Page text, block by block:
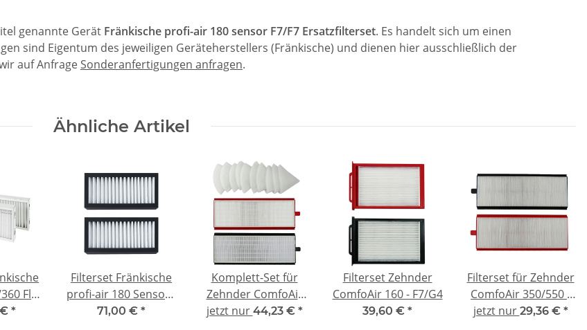
genannte Gerät Fränkische profi-air 180 sensor F7/F7 Ersatzfilterset. Es handelt sich um einen
sind Eigentum des jeweiligen Geräteherstellers (Fränkische) und dienen hier ausschließlich der
auf Anfrage Sonderanfertigungen anfragen.
Ähnliche Artikel
Flex
*
Filterset Fränkische
profi-air 180 Sensor -
2x G4
71,00 € *
Komplett-Set für
Zehnder ComfoAir
350/550 - kompatibel
jetzt nur 44,23 € *
Filterset Zehnder
ComfoAir 160 - F7/G4
39,60 € *
Filterset für Zehnder
ComfoAir 350/550 -
kompatibel F7/G4
jetzt nur 29,36 € *